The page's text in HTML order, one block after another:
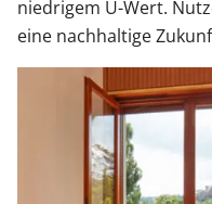
niedrigem U-Wert.
eine nachhaltige